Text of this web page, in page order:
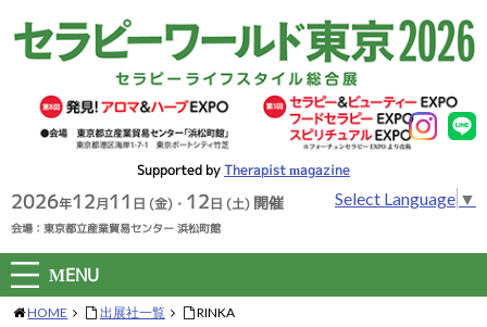
Select Language ▼
Supported byTherapist magazine
2026年12月11 日 (金) ・ 12日 (土) 開催
会場：東京都立産業貿易センター 浜松町館
MENU
HOME 出展社一覧 RINKA